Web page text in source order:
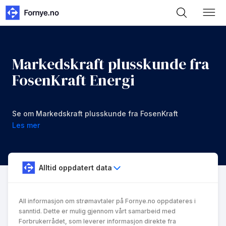
Markedskraft plusskunde fra
FosenKraft Energi
Se om Markedskraft plusskunde fra FosenKraft
Energi er noe for deg.
Les mer
Alltid oppdatert data
All informasjon om strømavtaler på Fornye.no oppdateres i
sanntid. Dette er mulig gjennom vårt samarbeid med
Forbrukerrådet, som leverer informasjon direkte fra